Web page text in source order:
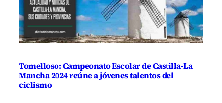
Tomelloso: Campeonato Escolar de Castilla-La
Mancha 2024 reúne a jóvenes talentos del
ciclismo